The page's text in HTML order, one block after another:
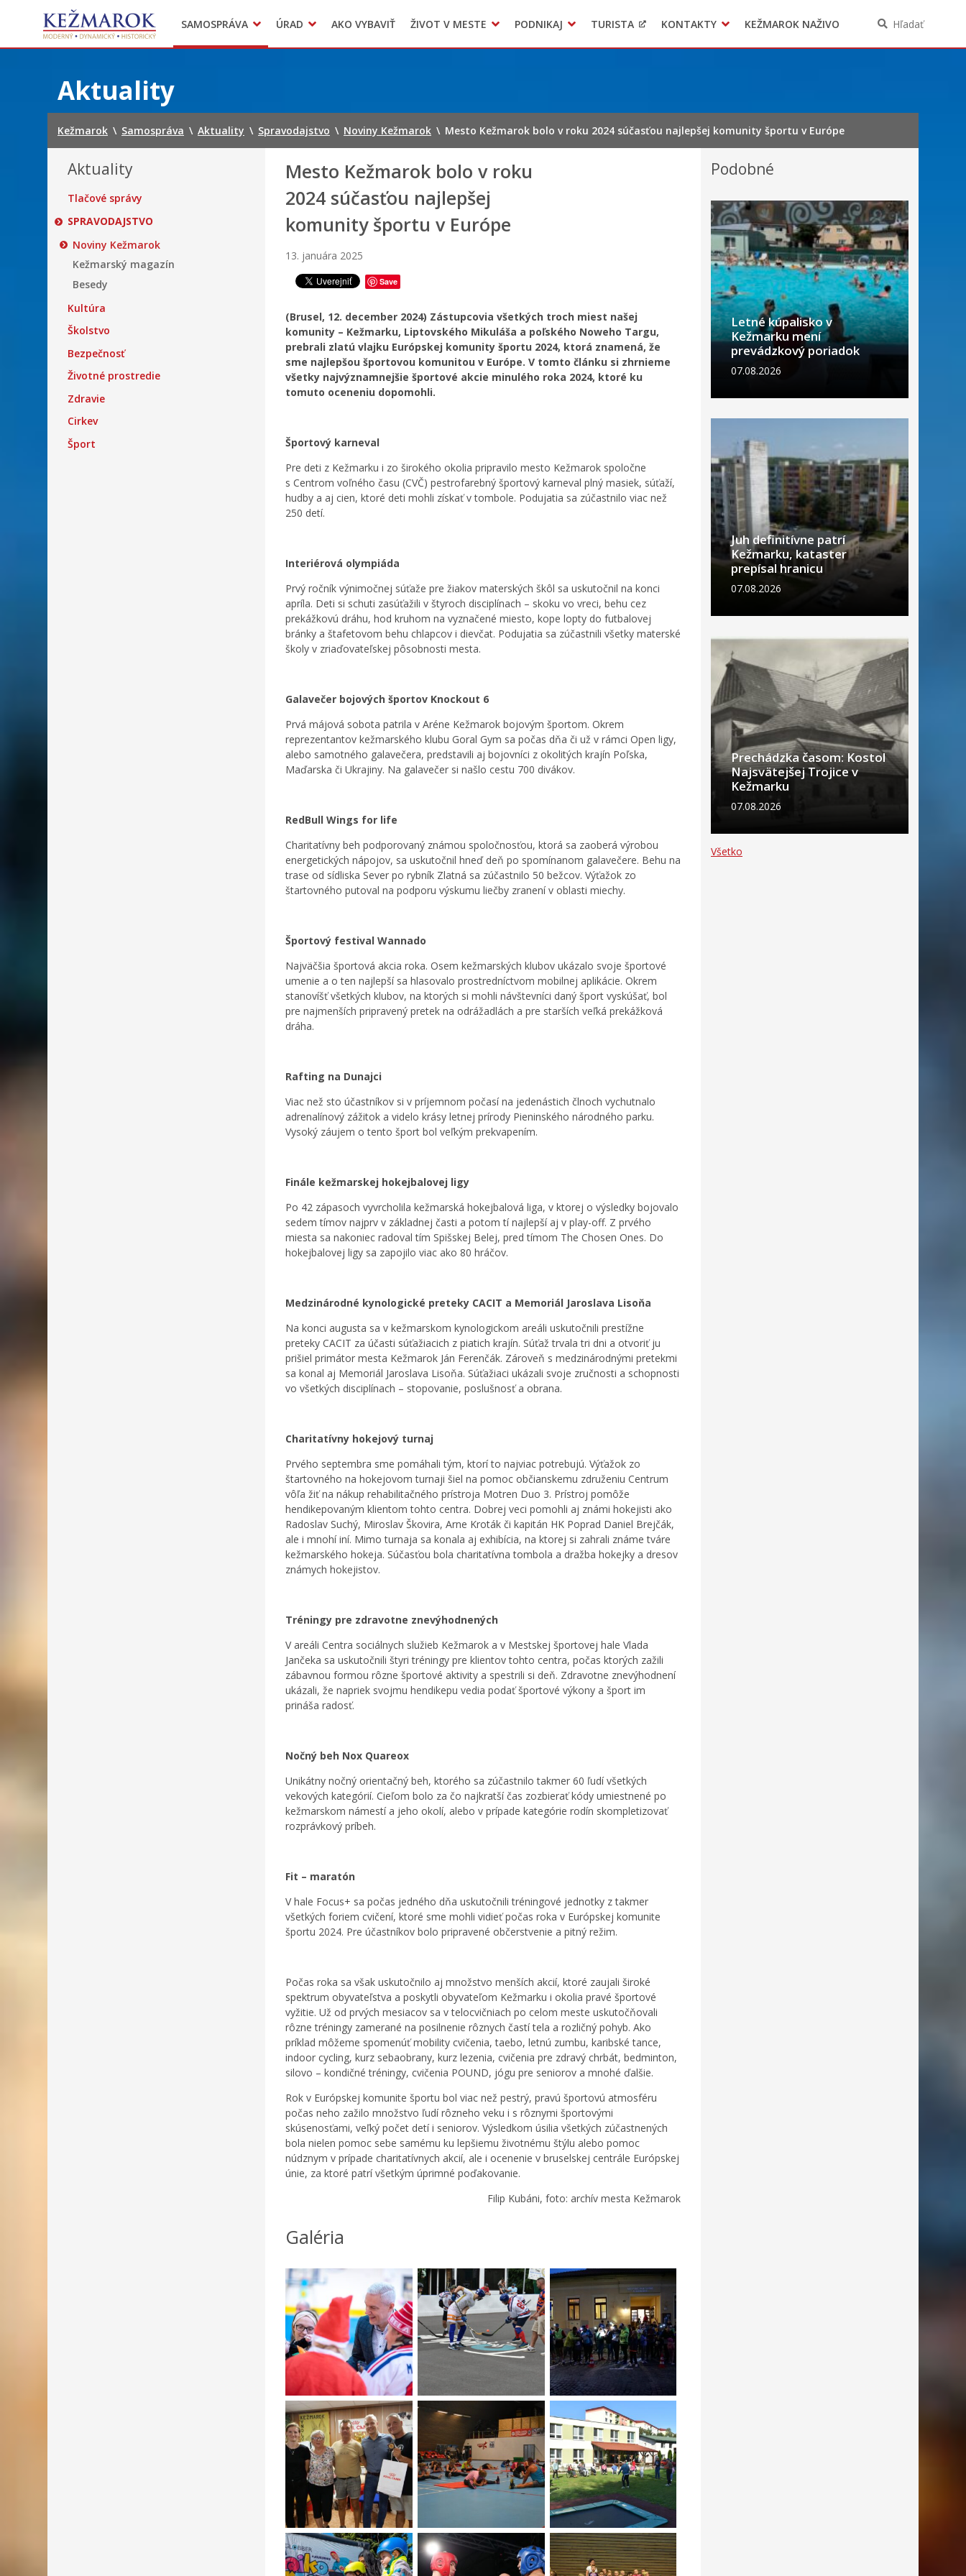
SAMOSPRÁVA
Mestská polícia
Geo informačný systém – Kežmarok
ÚRAD
Sekcie úradu
Oznamovanie podozrení z podvodov
AKO VYBAVIŤ ŽIVOT V MESTE
Triedený zber – NATUR – PACK
PODNIKAJ TURISTA KONTAKTY KEŽMAROK NAŽIVO Hľadať
Aktuality
Kežmarok \ Samospráva \ Aktuality \ Spravodajstvo \ Noviny Kežmarok \ Mesto Kežmarok bolo v roku 2024 súčasťou najlepšej komunity športu v Európe
Aktuality
Tlačové správy
SPRAVODAJSTVO
Noviny Kežmarok
Kežmarský magazín
Besedy
Kultúra
Školstvo
Bezpečnosť
Životné prostredie
Zdravie
Cirkev
Šport
Mesto Kežmarok bolo v roku
2024 súčasťou najlepšej
komunity športu v Európe
13. januára 2025
Save
(Brusel, 12. december 2024) Zástupcovia všetkých troch miest našej
komunity – Kežmarku, Liptovského Mikuláša a poľského Noweho Targu,
prebrali zlatú vlajku Európskej komunity športu 2024, ktorá znamená, že
sme najlepšou športovou komunitou v Európe. V tomto článku si zhrnieme
všetky najvýznamnejšie športové akcie minulého roka 2024, ktoré ku
tomuto oceneniu dopomohli.
Športový karneval
Pre deti z Kežmarku i zo širokého okolia pripravilo mesto Kežmarok spoločne
s Centrom voľného času (CVČ) pestrofarebný športový karneval plný masiek, súťaží,
hudby a aj cien, ktoré deti mohli získať v tombole. Podujatia sa zúčastnilo viac než
250 detí.
Interiérová olympiáda
Prvý ročník výnimočnej súťaže pre žiakov materských škôl sa uskutočnil na konci
apríla. Deti si schuti zasúťažili v štyroch disciplínach – skoku vo vreci, behu cez
prekážkovú dráhu, hod kruhom na vyznačené miesto, kope lopty do futbalovej
bránky a štafetovom behu chlapcov i dievčat. Podujatia sa zúčastnili všetky materské
školy v zriaďovateľskej pôsobnosti mesta.
Galavečer bojových športov Knockout 6
Prvá májová sobota patrila v Aréne Kežmarok bojovým športom. Okrem
reprezentantov kežmarského klubu Goral Gym sa počas dňa či už v rámci Open ligy,
alebo samotného galavečera, predstavili aj bojovníci z okolitých krajín Poľska,
Maďarska či Ukrajiny. Na galavečer si našlo cestu 700 divákov.
RedBull Wings for life
Charitatívny beh podporovaný známou spoločnosťou, ktorá sa zaoberá výrobou
energetických nápojov, sa uskutočnil hneď deň po spomínanom galavečere. Behu na
trase od sídliska Sever po rybník Zlatná sa zúčastnilo 50 bežcov. Výťažok zo
štartovného putoval na podporu výskumu liečby zranení v oblasti miechy.
Športový festival Wannado
Najväčšia športová akcia roka. Osem kežmarských klubov ukázalo svoje športové
umenie a o ten najlepší sa hlasovalo prostredníctvom mobilnej aplikácie. Okrem
stanovíšť všetkých klubov, na ktorých si mohli návštevníci daný šport vyskúšať, bol
pre najmenších pripravený pretek na odrážadlách a pre starších veľká prekážková
dráha.
Rafting na Dunajci
Viac než sto účastníkov si v príjemnom počasí na jedenástich člnoch vychutnalo
adrenalínový zážitok a videlo krásy letnej prírody Pieninského národného parku.
Vysoký záujem o tento šport bol veľkým prekvapením.
Finále kežmarskej hokejbalovej ligy
Po 42 zápasoch vyvrcholila kežmarská hokejbalová liga, v ktorej o výsledky bojovalo
sedem tímov najprv v základnej časti a potom tí najlepší aj v play-off. Z prvého
miesta sa nakoniec radoval tím Spišskej Belej, pred tímom The Chosen Ones. Do
hokejbalovej ligy sa zapojilo viac ako 80 hráčov.
Medzinárodné kynologické preteky CACIT a Memoriál Jaroslava Lisoňa
Na konci augusta sa v kežmarskom kynologickom areáli uskutočnili prestížne
preteky CACIT za účasti súťažiacich z piatich krajín. Súťaž trvala tri dni a otvoriť ju
prišiel primátor mesta Kežmarok Ján Ferenčák. Zároveň s medzinárodnými pretekmi
sa konal aj Memoriál Jaroslava Lisoňa. Súťažiaci ukázali svoje zručnosti a schopnosti
vo všetkých disciplínach – stopovanie, poslušnosť a obrana.
Charitatívny hokejový turnaj
Prvého septembra sme pomáhali tým, ktorí to najviac potrebujú. Výťažok zo
štartovného na hokejovom turnaji šiel na pomoc občianskemu združeniu Centrum
vôľa žiť na nákup rehabilitačného prístroja Motren Duo 3. Prístroj pomôže
hendikepovaným klientom tohto centra. Dobrej veci pomohli aj známi hokejisti ako
Radoslav Suchý, Miroslav Škovira, Arne Kroták či kapitán HK Poprad Daniel Brejčák,
ale i mnohí iní. Mimo turnaja sa konala aj exhibícia, na ktorej si zahrali známe tváre
kežmarského hokeja. Súčasťou bola charitatívna tombola a dražba hokejky a dresov
známych hokejistov.
Tréningy pre zdravotne znevýhodnených
V areáli Centra sociálnych služieb Kežmarok a v Mestskej športovej hale Vlada
Jančeka sa uskutočnili štyri tréningy pre klientov tohto centra, počas ktorých zažili
zábavnou formou rôzne športové aktivity a spestrili si deň. Zdravotne znevýhodnení
ukázali, že napriek svojmu hendikepu vedia podať športové výkony a šport im
prináša radosť.
Nočný beh Nox Quareox
Unikátny nočný orientačný beh, ktorého sa zúčastnilo takmer 60 ľudí všetkých
vekových kategórií. Cieľom bolo za čo najkratší čas zozbierať kódy umiestnené po
kežmarskom námestí a jeho okolí, alebo v prípade kategórie rodín skompletizovať
rozprávkový príbeh.
Fit – maratón
V hale Focus+ sa počas jedného dňa uskutočnili tréningové jednotky z takmer
všetkých foriem cvičení, ktoré sme mohli vidieť počas roka v Európskej komunite
športu 2024. Pre účastníkov bolo pripravené občerstvenie a pitný režim.
Počas roka sa však uskutočnilo aj množstvo menších akcií, ktoré zaujali široké
spektrum obyvateľstva a poskytli obyvateľom Kežmarku i okolia pravé športové
vyžitie. Už od prvých mesiacov sa v telocvičniach po celom meste uskutočňovali
rôzne tréningy zamerané na posilnenie rôznych častí tela a rozličný pohyb. Ako
príklad môžeme spomenúť mobility cvičenia, taebo, letnú zumbu, karibské tance,
indoor cycling, kurz sebaobrany, kurz lezenia, cvičenia pre zdravý chrbát, bedminton,
silovo – kondičné tréningy, cvičenia POUND, jógu pre seniorov a mnohé ďalšie.
Rok v Európskej komunite športu bol viac než pestrý, pravú športovú atmosféru
počas neho zažilo množstvo ľudí rôzneho veku i s rôznymi športovými
skúsenosťami, veľký počet detí i seniorov. Výsledkom úsilia všetkých zúčastnených
bola nielen pomoc sebe samému ku lepšiemu životnému štýlu alebo pomoc
núdznym v prípade charitatívnych akcií, ale i ocenenie v bruselskej centrále Európskej
únie, za ktoré patrí všetkým úprimné poďakovanie.
Filip Kubáni, foto: archív mesta Kežmarok
Galéria
Podobné
Letné kúpalisko v
Kežmarku mení
prevádzkový poriadok
07.08.2026
Juh definitívne patrí
Kežmarku, kataster
prepísal hranicu
07.08.2026
Prechádzka časom: Kostol
Najsvätejšej Trojice v
Kežmarku
07.08.2026
Všetko